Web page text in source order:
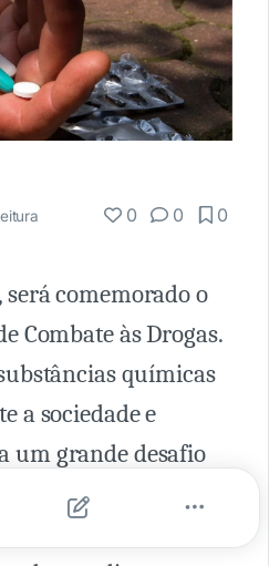
0 0 0
comemorado o
Combate às Drogas.
químicas
a sociedade e
um grande desafio
área médica,